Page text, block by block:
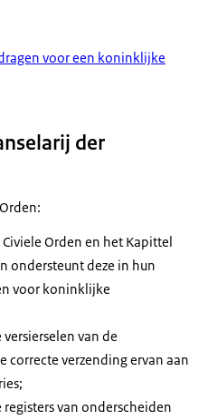
voor een koninklijke
der
Orden en het Kapittel
ondersteunt deze in hun
voor koninklijke
van de
correcte verzending ervan aan
van onderscheiden